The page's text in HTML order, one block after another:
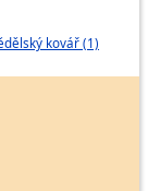
kovář (1)